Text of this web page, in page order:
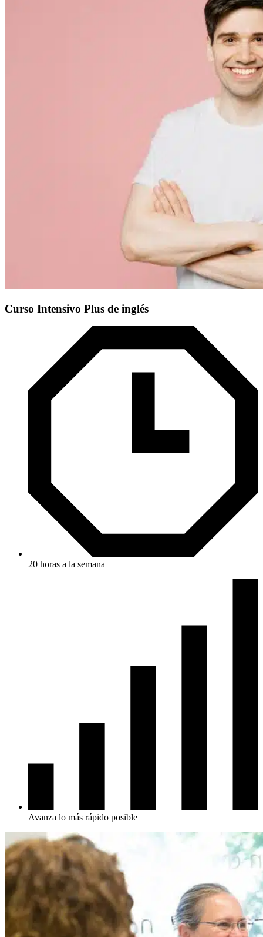
Curso Intensivo Plus de inglés
20 horas a la semana
Avanza lo más rápido posible